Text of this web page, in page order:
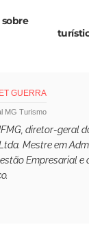
GUERRA
MG Turismo
diretor-geral
Mestre em
Empresarial